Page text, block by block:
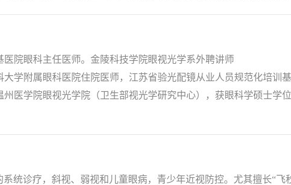
医院眼科主任医师。金陵科技学院眼视光学系外聘讲师
大学附属眼科医院住院医师，江苏省验光配镜从业人员规范化培训
州医学院眼视光学院（卫生部视光学研究中心），获眼科学硕士学位
系统诊疗，斜视、弱视和儿童眼病，青少年近视防控。尤其擅长“飞